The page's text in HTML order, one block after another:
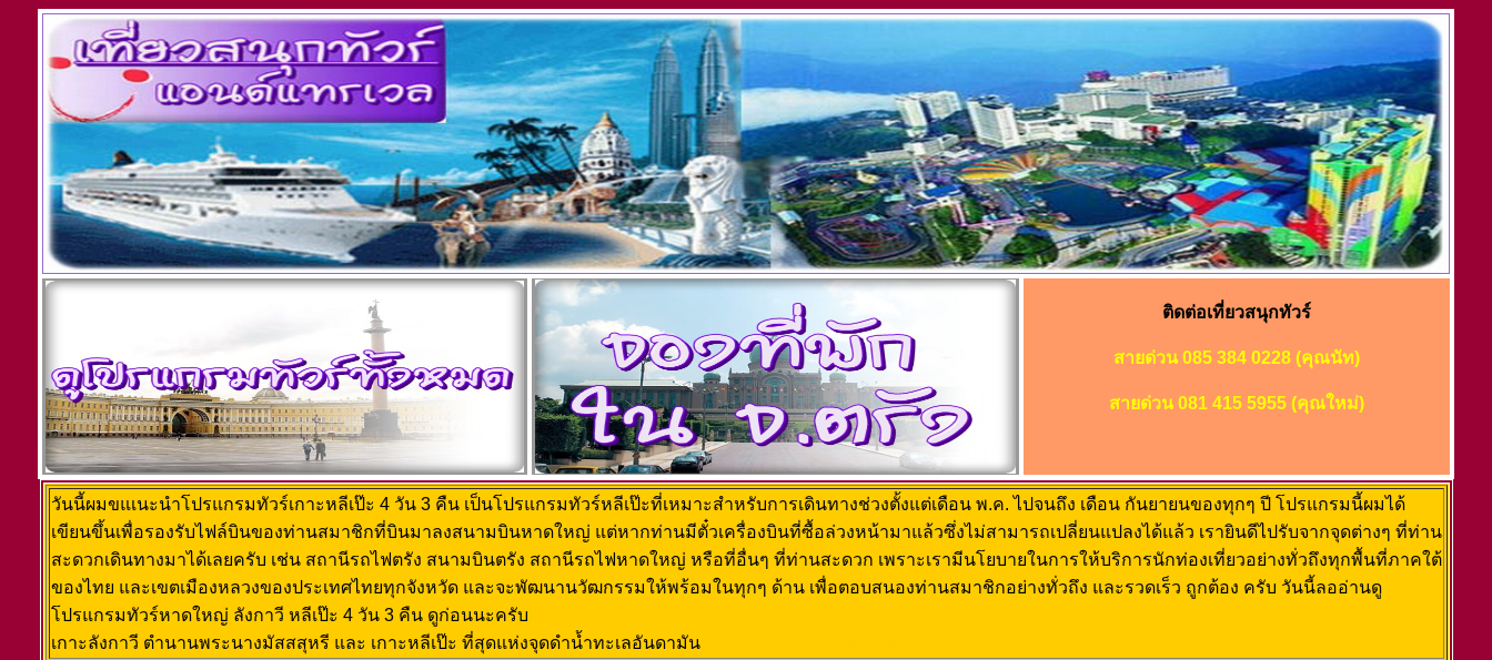
ติดต่อเที่ยวสนุกทัวร์
สายด่วน 085 384 0228 (คุณนัท)
สายด่วน 081 415 5955 (คุณใหม่)
วันนี้ผมขแเนะนำโปรแกรมทัวร์เกาะหลีเป๊ะ 4 วัน 3 คืน เป็นโปรแกรมทัวร์หลีเป๊ะที่เหมาะสำหรับการเดินทางช่วงตั้งแต่เดือน พ.ค. ไปจนถึง เดือน กันยายนของทุกๆ ปี โปรแกรมนี้ผมได้
เขียนขึ้นเพื่อรองรับไฟล์บินของท่านสมาชิกที่บินมาลงสนามบินหาดใหญ่ แต่หากท่านมีตั๋วเครื่องบินที่ซื้อล่วงหน้ามาแล้วซึ่งไม่สามารถเปลี่ยนแปลงได้แล้ว เรายินดีไปรับจากจุดต่างๆ ที่ท่าน
สะดวกเดินทางมาได้เลยครับ เช่น สถานีรถไฟตรัง สนามบินตรัง สถานีรถไฟหาดใหญ่ หรือที่อื่นๆ ที่ท่านสะดวก เพราะเรามีนโยบายในการให้บริการนักท่องเที่ยวอย่างทั่วถึงทุกพื้นที่ภาคใต้
ของไทย และเขตเมืองหลวงของประเทศไทยทุกจังหวัด และจะพัฒนานวัฒกรรมให้พร้อมในทุกๆ ด้าน เพื่อตอบสนองท่านสมาชิกอย่างทั่วถึง และรวดเร็ว ถูกต้อง ครับ วันนี้ลออ่านดู
โปรแกรมทัวร์หาดใหญ่ ลังกาวี หลีเป๊ะ 4 วัน 3 คืน ดูก่อนนะครับ
เกาะลังกาวี ตำนานพระนางมัสสสุหรี และ เกาะหลีเป๊ะ ที่สุดแห่งจุดดำน้ำทะเลอันดามัน